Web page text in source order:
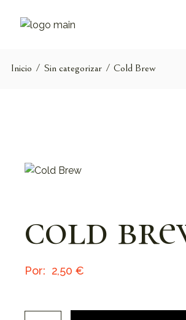
contenido
Inicio Sin categorizar Cold Brew
cold
2,50 €
Cold Brew cantidad